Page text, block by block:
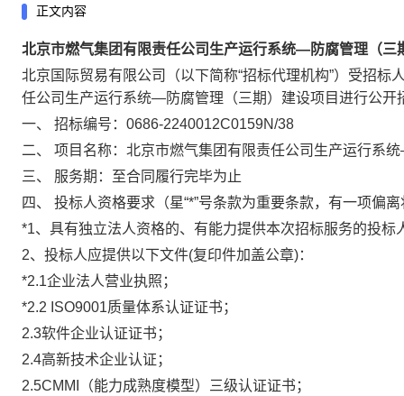
正文内容
北京市燃气集团有限责任公司生产运行系统—防腐管理（三
北京国际贸易有限公司（以下简称“招标代理机构”）受招标
任公司生产运行系统—防腐管理（三期）建设项目进行公开
一、
招标编号：0686-2240012C0159N/38
二、
项目名称：北京市燃气集团有限责任公司生产运行系
三、
服务期：至合同履行完毕为止
四、
投标人资格要求 （星“*”号条款为重要条款，有一项偏
*1、具有独立法人资格的、有能力提供本次招标服务的投标
2、投标人应提供以下文件(复印件加盖公章)：
*2.1企业法人营业执照；
*2.2 ISO9001质量体系认证证书 ；
2.3软件企业认证证书；
2.4高新技术企业认证；
2.5CMMI
（能力成熟度模型）三级认证证书；